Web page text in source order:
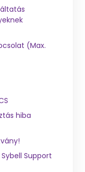
(Max.
hiba
Support